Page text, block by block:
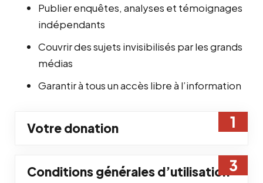
Publier enquêtes, analyses et témoignages
indépendants
Couvrir des sujets invisibilisés par les grands
médias
Garantir à tous un accès libre à l’information
Votre donation
Conditions générales d’utilisation